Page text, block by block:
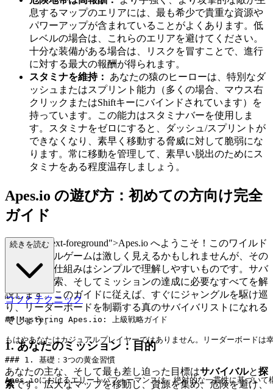
息するマップのエリアには、最も希少で貴重な資源や
パワーアップが含まれていることがよくあります。低
レベルの場合は、これらのエリアを避けてください。
十分な装備がある場合は、リスクを冒すことで、進行
に対する最大の報酬が得られます。
スタミナを維持：
あなたの猿のヒーローは、特別なダ
ッシュまたはスプリント能力（多くの場合、マウス右
クリックまたはShiftキーにバインドされています）を
持っています。この能力はスタミナバーを使用しま
す。スタミナをゼロにすると、ダッシュ/スプリントが
できなくなり、素早く移動する脅威に対して脆弱にな
ります。常に移動を管理して、素早い脱出のためにス
タミナをある程度温存しましょう。
Apes.io の遊び方：初めての方向け完全
ガイド
ass="mb-4 text-foreground">Apes.io へようこそ！このワイルド
なサバイバルゲームは激しく見えるかもしれませんが、その
中心となる仕組みはシンプルで理解しやすいものです。サバ
イバル、探索、そしてミッションの達成に必要なすべてを解
説します。このガイドに従えば、すぐにジャングルを駆け巡
り、リーダーボードを制覇する真のサバイバリストになれる
でしょう。
1. あなたのミッション：目的
あなたの主な、そして最も差し迫った目標はサバイバルと探
索です。広大なマップを移動し、資源を集め、危険を避け、
続きを読む
コツとテクニック
## Mastering Apes.io: 上級戦略ガイド
もはやあなたはカジュアルプレイヤーではありません。リーダーボード
### 1. 基礎：3つの黄金習慣
Apes.ioにおけるエリートパフォーマンスは、絶対的な一貫性に基づいて